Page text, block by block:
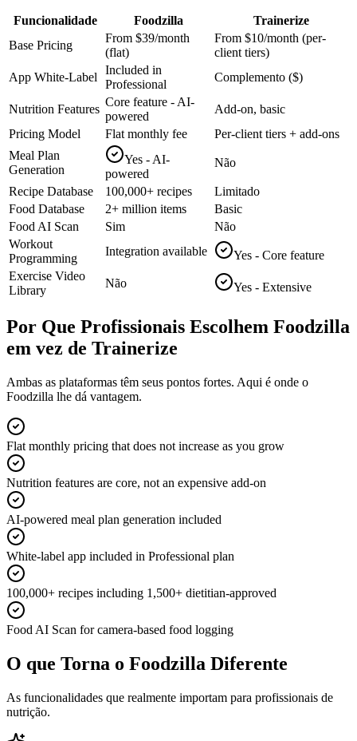
Funcionalidade Foodzilla
Trainerize
Base Pricing
From $39/month
(flat)
From $10/month (per-
client tiers)
App White-Label
Included in
Professional
Complemento ($)
Nutrition Features
Core feature - AI-
powered
Add-on, basic
Pricing Model
Flat monthly fee
Per-client tiers + add-ons
Meal Plan
Generation
Yes - AI-
powered
Não
Recipe Database 100,000+ recipes
Limitado
Food Database
2+ million items
Basic
Food AI Scan
Sim
Não
Workout
Programming
Integration available
Yes - Core feature
Exercise Video
Library
Não Yes - Extensive
Por Que Profissionais Escolhem Foodzilla
em vez de Trainerize
Ambas as plataformas têm seus pontos fortes. Aqui é onde o
Foodzilla lhe dá vantagem.
Flat monthly pricing that does not increase as you grow
Nutrition features are core, not an expensive add-on
AI-powered meal plan generation included
White-label app included in Professional plan
100,000+ recipes including 1,500+ dietitian-approved
Food AI Scan for camera-based food logging
O que Torna o Foodzilla Diferente
As funcionalidades que realmente importam para profissionais de
nutrição.